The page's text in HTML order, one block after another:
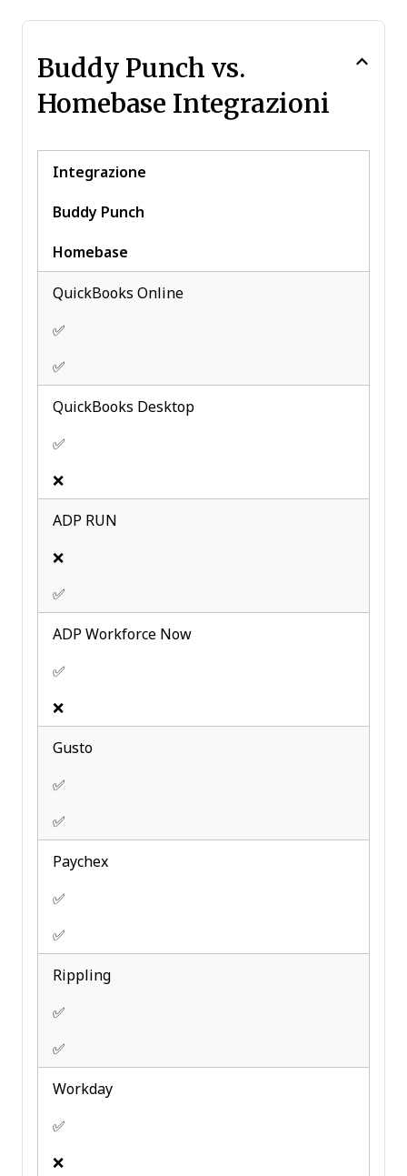
Scheduling
Timesheets
Travel Management
Buddy Punch vs.
Homebase Integrazioni
Integrazione
Buddy Punch
Homebase
QuickBooks Online
✅
✅
QuickBooks Desktop
✅
❌
ADP RUN
❌
✅
ADP Workforce Now
✅
❌
Gusto
✅
✅
Paychex
✅
✅
Rippling
✅
✅
Workday
✅
❌